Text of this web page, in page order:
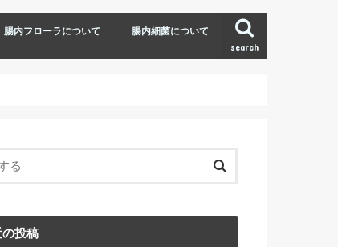
search
腸内フローラについて 腸内細菌について
投稿